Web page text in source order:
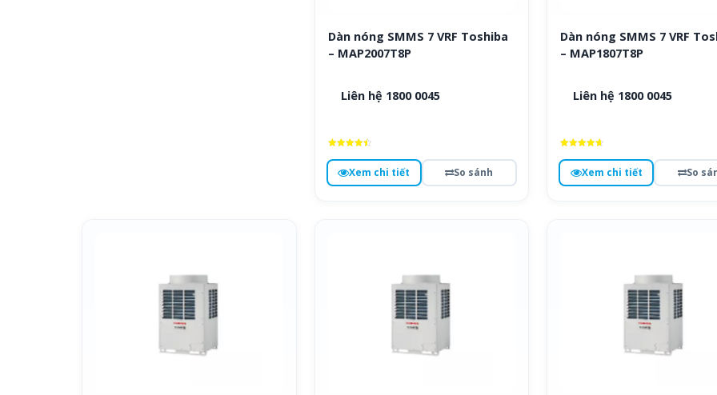
Dàn nóng SMMS 7 VRF Toshiba
– MAP2007T8P
Liên hệ 1800 0045
hạng
4.6
5 saoXem chi tiết So sánh
Dàn nóng SMMS 7 VRF
– MAP1807T8P
Liên hệ 1800 0045
hạng
4.7
5 saoXem chi tiết So